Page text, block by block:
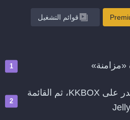
قوائم التشغيل
اختر قائمة التشغيل المصدر على KKBOX، ثم القائمة